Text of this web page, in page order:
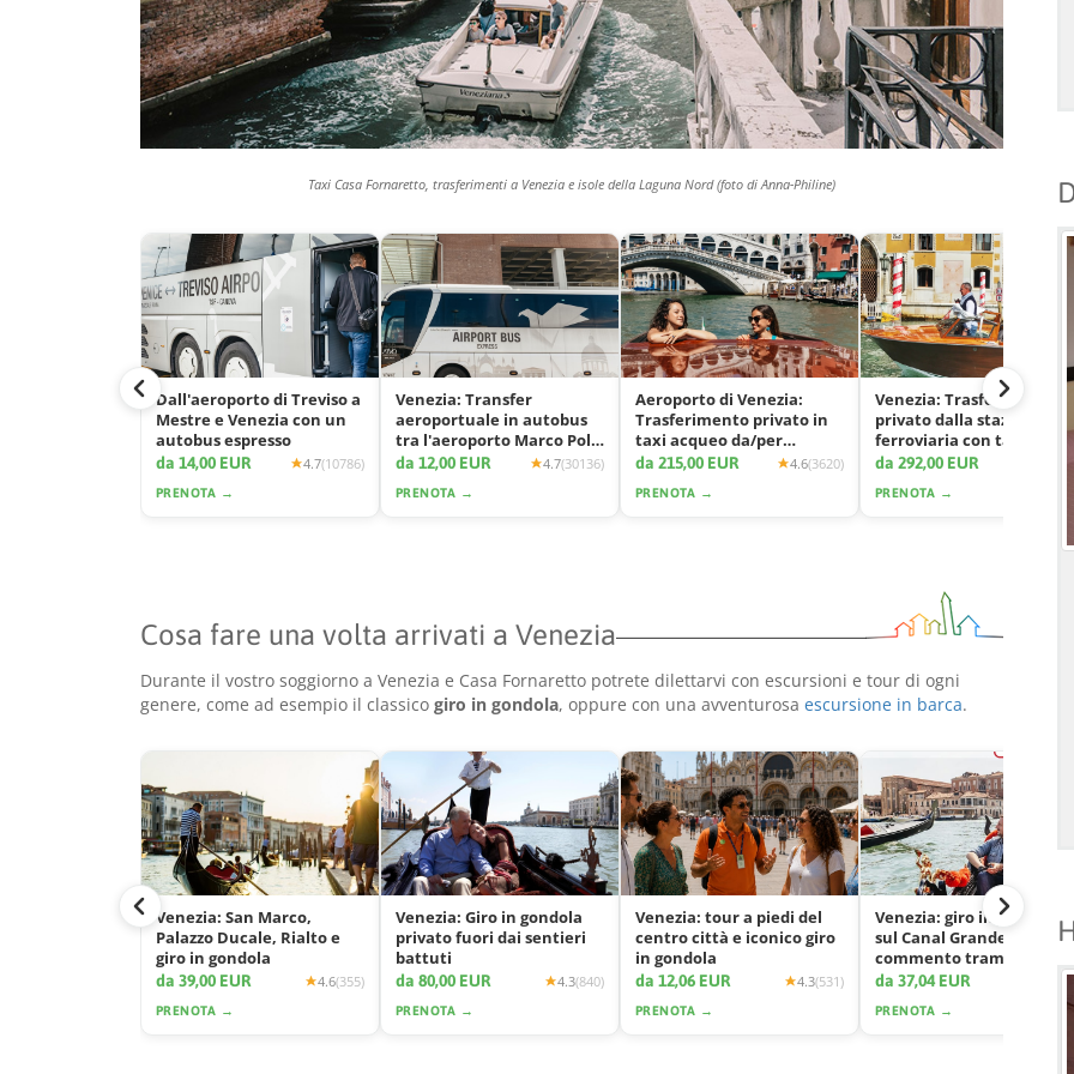
Taxi Casa Fornaretto, trasferimenti a Venezia e isole della Laguna Nord (foto di Anna-Philine)
Dall'aeroporto di Treviso a
Mestre e Venezia con un
autobus espresso
da 14,00 EUR 4.7(10786)
PRENOTA →
Venezia: Transfer
aeroportuale in autobus
tra l'aeroporto Marco Polo
e la città
da 12,00 EUR 4.7(30136)
PRENOTA →
Aeroporto di Venezia:
Trasferimento privato in
taxi acqueo da/per
Venezia
da 215,00 EUR 4.6(3620)
PRENOTA →
Venezia: Trasferimento
privato dalla stazione
ferroviaria con taxi
acqueo
da 292,00 EUR
PRENOTA →
Cosa fare una volta arrivati a Venezia
Durante il vostro soggiorno a Venezia e Casa Fornaretto potrete dilettarvi con escursioni e tour di ogni
genere, come ad esempio il classico giro in gondola, oppure con una avventurosa escursione in barca.
Venezia: San Marco,
Palazzo Ducale, Rialto e
giro in gondola
da 39,00 EUR 4.6(355)
PRENOTA →
Venezia: Giro in gondola
privato fuori dai sentieri
battuti
da 80,00 EUR 4.3(840)
PRENOTA →
Venezia: tour a piedi del
centro città e iconico giro
in gondola
da 12,06 EUR 4.3(531)
PRENOTA →
Venezia: giro in gondola
sul Canal Grande con
commento tramite app
da 37,04 EUR
PRENOTA →